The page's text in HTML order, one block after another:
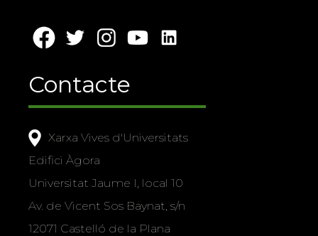
Contacte
Xarxa Vives d'Universitats
Edifici Àgora
Universitat Jaume I, local 10
Av. de Vicent Sos Baynat, s/n
12071 Castelló de la Plana